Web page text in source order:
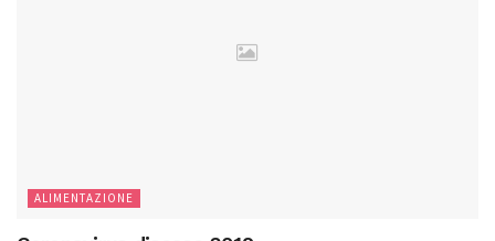
ALIMENTAZIONE